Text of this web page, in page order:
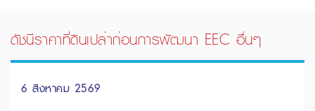
ดัชนีราคาที่ดินเปล่าก่อนการพัฒนา EEC อื่นๆ
6 สิงหาคม 2569